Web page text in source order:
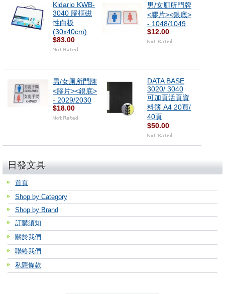
Kidario KWB-
3040 膠框磁
性白板
(30x40cm)
$83.00
男/女厠所門牌
<膠片><銀底>
- 1048/1049
$12.00
男/女厠所門牌
<膠片><銀底>
- 2029/2030
$18.00
DATA BASE
3020/ 3040
可加頁活頁資
料簿 A4 20頁/
40頁
$50.00
日發文具
首頁
Shop by Category
Shop by Brand
訂購須知
關於我們
聯絡我們
私隱條款